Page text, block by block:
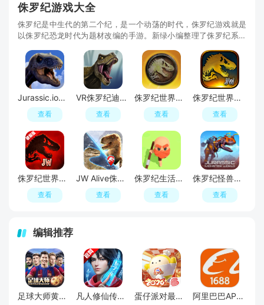
侏罗纪游戏大全
侏罗纪是中生代的第二个纪，是一个动荡的时代，侏罗纪游戏就是
以侏罗纪恐龙时代为题材改编的手游。新绿小编整理了侏罗纪系列
常多类型，刺激又好玩，如侏罗纪世界、侏罗纪世界原始行动、侏
罗纪世界生存、侏罗纪怪兽世界、夺命侏罗纪等，喜欢的朋友欢迎
下载，近距离感受恐龙世界，开始
Jurassic.io侏罗纪恐龙世界游戏安卓手机版
查看
VR侏罗纪迪诺公园过山车游戏最新版(VR Jurassic)
查看
侏罗纪世界原始行动官方版(Jurassic World Primal Ops)
查看
侏罗纪世界谷歌国际版
查看
侏罗纪世界无限资源版2025最新版
查看
JW Alive侏罗纪世界生存无限建造版破解版
查看
侏罗纪生活手游破解版金币不减反增
查看
侏罗纪怪兽世界无限子弹最新版破解版
查看
编辑推荐
足球大师黄金一代手游 凡人修仙传人界篇手游2026最新版 蛋仔派对最新版 阿里巴巴APP2026官方版